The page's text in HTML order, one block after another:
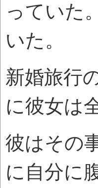
っていた
いた。
新婚旅行
に彼女は
彼はその
に自分に